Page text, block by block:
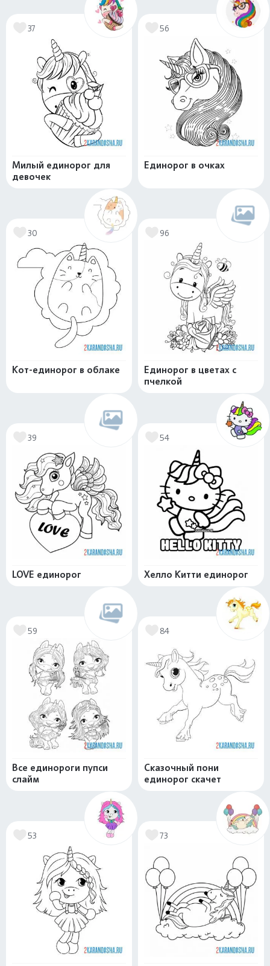
37
Милый единорог для
девочек
56
Единорог в очках
30
Кот-единорог в облаке
96
Единорог в цветах с
пчелкой
39
LOVE единорог
54
Хелло Китти единорог
59
Все единороги пупси
слайм
84
Сказочный пони
единорог скачет
53 73